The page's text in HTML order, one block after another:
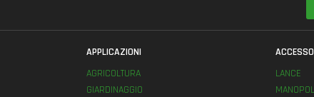
APPLICAZIONI
AGRICOLTURA
GIARDINAGGIO
LANCE